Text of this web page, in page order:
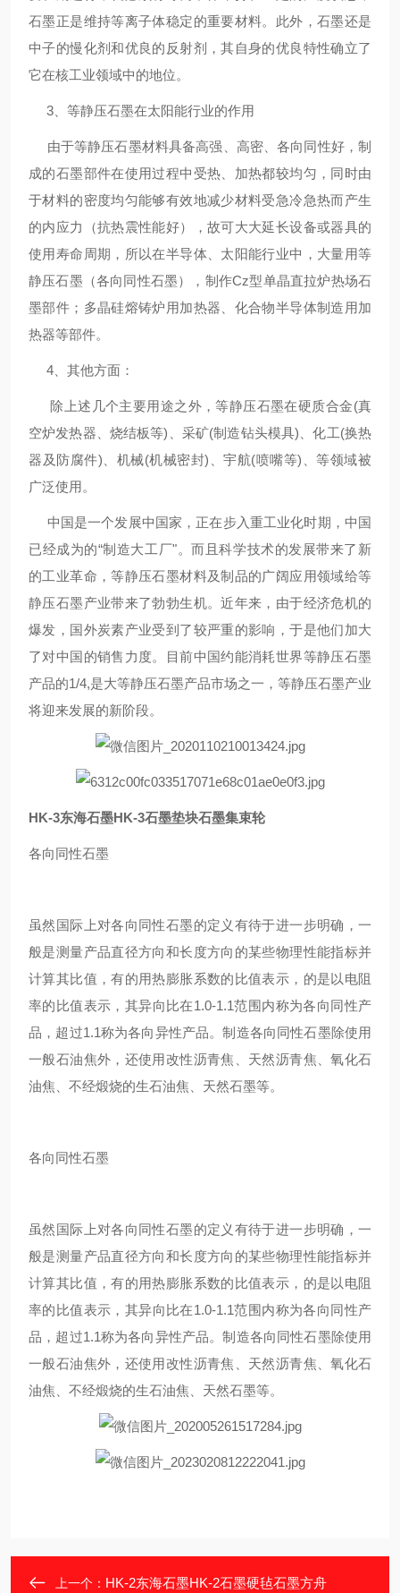
石墨正是维持等离子体稳定的重要材料。此外，石墨还是
中子的慢化剂和优良的反射剂，其自身的优良特性确立了
它在核工业领域中的地位。
3、等静压石墨在太阳能行业的作用
由于等静压石墨材料具备高强、高密、各向同性好，制
成的石墨部件在使用过程中受热、加热都较均匀，同时由
于材料的密度均匀能够有效地减少材料受急冷急热而产生
的内应力（抗热震性能好），故可大大延长设备或器具的
使用寿命周期，所以在半导体、太阳能行业中，大量用等
静压石墨（各向同性石墨），制作Cz型单晶直拉炉热场石
墨部件；多晶硅熔铸炉用加热器、化合物半导体制造用加
热器等部件。
4、其他方面：
除上述几个主要用途之外，等静压石墨在硬质合金(真
空炉发热器、烧结板等)、采矿(制造钻头模具)、化工(换热
器及防腐件)、机械(机械密封)、宇航(喷嘴等)、等领域被
广泛使用。
中国是一个发展中国家，正在步入重工业化时期，中国
已经成为的“制造大工厂"。而且科学技术的发展带来了新
的工业革命，等静压石墨材料及制品的广阔应用领域给等
静压石墨产业带来了勃勃生机。近年来，由于经济危机的
爆发，国外炭素产业受到了较严重的影响，于是他们加大
了对中国的销售力度。目前中国约能消耗世界等静压石墨
产品的1/4,是大等静压石墨产品市场之一，等静压石墨产业
将迎来发展的新阶段。
HK-3东海石墨HK-3石墨垫块石墨集束轮
各向同性石墨
虽然国际上对各向同性石墨的定义有待于进一步明确，一
般是测量产品直径方向和长度方向的某些物理性能指标并
计算其比值，有的用热膨胀系数的比值表示，的是以电阻
率的比值表示，其异向比在1.0-1.1范围内称为各向同性产
品，超过1.1称为各向异性产品。制造各向同性石墨除使用
一般石油焦外，还使用改性沥青焦、天然沥青焦、氧化石
油焦、不经煅烧的生石油焦、天然石墨等。
各向同性石墨
虽然国际上对各向同性石墨的定义有待于进一步明确，一
般是测量产品直径方向和长度方向的某些物理性能指标并
计算其比值，有的用热膨胀系数的比值表示，的是以电阻
率的比值表示，其异向比在1.0-1.1范围内称为各向同性产
品，超过1.1称为各向异性产品。制造各向同性石墨除使用
一般石油焦外，还使用改性沥青焦、天然沥青焦、氧化石
油焦、不经煅烧的生石油焦、天然石墨等。
上一个： HK-2东海石墨HK-2石墨硬毡石墨方舟